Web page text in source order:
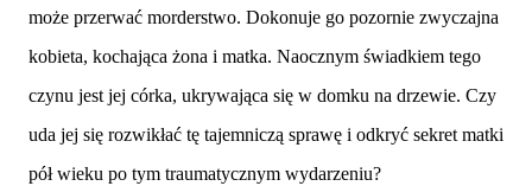
może przerwać morderstwo. Dokonuje go pozornie zwyczajna
kobieta, kochająca żona i matka. Naocznym świadkiem tego
czynu jest jej córka, ukrywająca się w domku na drzewie. Czy
uda jej się rozwikłać tę tajemniczą sprawę i odkryć sekret matki
pół wieku po tym traumatycznym wydarzeniu?